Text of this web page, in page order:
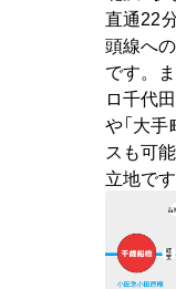
直通22
頭線へ
です。
ロ千代
や「大
スも可
立地です